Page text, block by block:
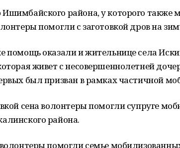
района, у которого также
помогли с заготовкой дров на
помощь оказали и жительнице села
живет с несовершеннолетней
был призван в рамках частичной
сена волонтеры помогли супруге
района.
помогли семье